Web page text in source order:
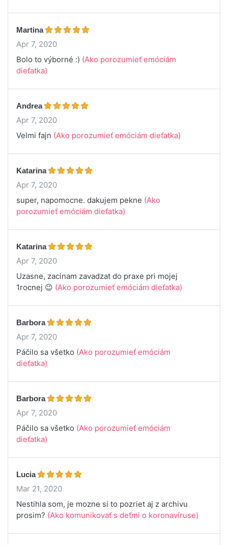
Martina
Apr 7, 2020
Bolo to výborné :) (Ako porozumieť emóciám
dieťatka)
Andrea
Apr 7, 2020
Velmi fajn (Ako porozumieť emóciám dieťatka)
Katarina
Apr 7, 2020
super, napomocne. dakujem pekne (Ako
porozumieť emóciám dieťatka)
Katarina
Apr 7, 2020
Uzasne, zacinam zavadzat do praxe pri mojej
1rocnej 😉 (Ako porozumieť emóciám dieťatka)
Barbora
Apr 7, 2020
Páčilo sa všetko (Ako porozumieť emóciám
dieťatka)
Barbora
Apr 7, 2020
Páčilo sa všetko (Ako porozumieť emóciám
dieťatka)
Lucia
Mar 21, 2020
Nestihla som, je mozne si to pozriet aj z archivu
prosim? (Ako komunikovať s deťmi o koronavíruse)